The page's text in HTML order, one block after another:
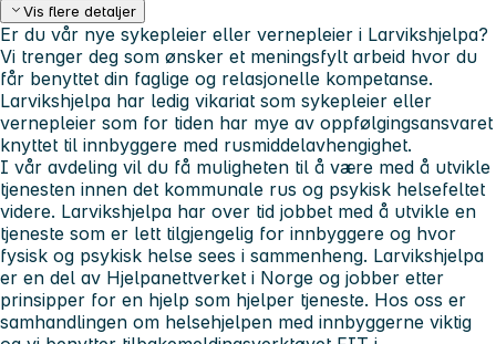
Vis flere detaljer
Er du vår nye sykepleier eller vernepleier i Larvikshjelpa?
Vi trenger deg som ønsker et meningsfylt arbeid hvor du
får benyttet din faglige og relasjonelle kompetanse.
Larvikshjelpa har ledig vikariat som sykepleier eller
vernepleier som for tiden har mye av oppfølgingsansvaret
knyttet til innbyggere med rusmiddelavhengighet.
I vår avdeling vil du få muligheten til å være med å utvikle
tjenesten innen det kommunale rus og psykisk helsefeltet
videre. Larvikshjelpa har over tid jobbet med å utvikle en
tjeneste som er lett tilgjengelig for innbyggere og hvor
fysisk og psykisk helse sees i sammenheng. Larvikshjelpa
er en del av Hjelpanettverket i Norge og jobber etter
prinsipper for en hjelp som hjelper tjeneste. Hos oss er
samhandlingen om helsehjelpen med innbyggerne viktig